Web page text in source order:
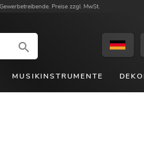
Preise zzgl. MwSt.
MUSIKINSTRUMENTE